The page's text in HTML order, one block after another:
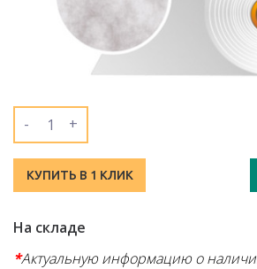
- +
КУПИТЬ В 1 КЛИК
На складе
*Актуальную информацию о